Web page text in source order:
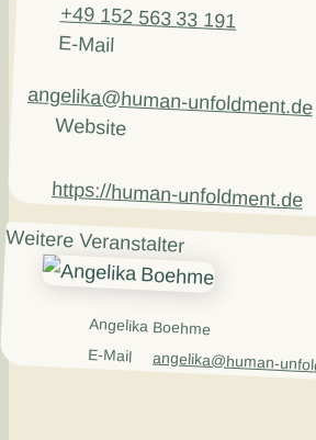
+49 152 563 33 191
E-Mail
angelika@human-unfoldment.de
Website
https://human-unfoldment.de
Weitere Veranstalter
Angelika Boehme
E-Mail angelika@human-